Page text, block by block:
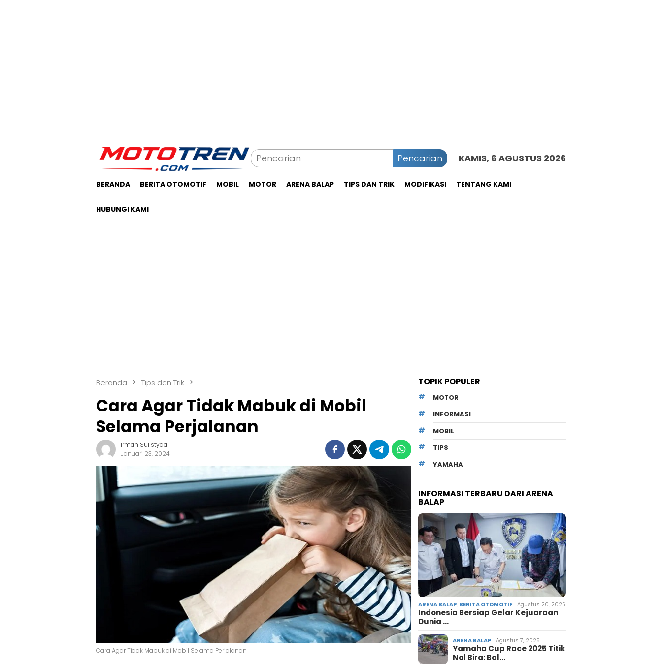
Pencarian KAMIS, 6 AGUSTUS 2026
BERANDA BERITA OTOMOTIF MOBIL MOTOR ARENA BALAP TIPS DAN TRIK MODIFIKASI TENTANG KAMI
HUBUNGI KAMI
Beranda Tips dan Trik
Cara Agar Tidak Mabuk di Mobil
Selama Perjalanan
Irman Sulistyadi
Januari 23, 2024
Cara Agar Tidak Mabuk di Mobil Selama Perjalanan
TOPIK POPULER
MOTOR
INFORMASI
MOBIL
TIPS
YAMAHA
INFORMASI TERBARU DARI ARENA
BALAP
ARENA BALAP, BERITA OTOMOTIF Agustus 20, 2025
Indonesia Bersiap Gelar Kejuaraan
Dunia …
ARENA BALAP Agustus 7, 2025
Yamaha Cup Race 2025 Titik
Nol Bira: Bal…